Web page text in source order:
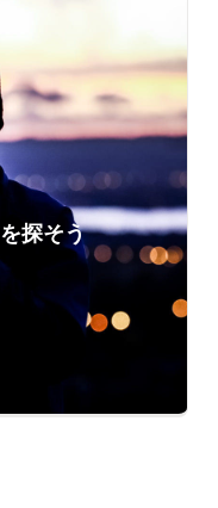
探そう